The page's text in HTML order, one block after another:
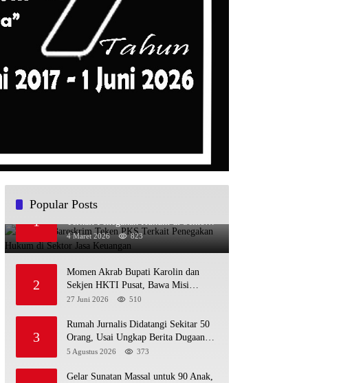
Popular Posts
1
OJK dan Bareskrim Teken PKS
Jasa Keuangan
4 Maret 2026 823
2
Momen Akrab Bupati Karolin dan
Sekjen HKTI Pusat, Bawa Misi
Pertanian Modern
27 Juni 2026 510
3
Rumah Jurnalis Didatangi Sekitar 50
Orang, Usai Ungkap Berita Dugaan
MBG Bermasalah di Ketapang
5 Agustus 2026 373
Gelar Sunatan Massal untuk 90 Anak,